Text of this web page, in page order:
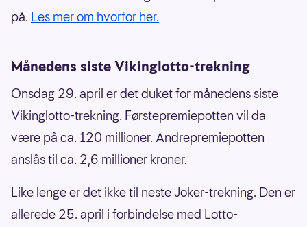
på. Les mer om hvorfor her.
Månedens siste Vikinglotto-trekning
Onsdag 29. april er det duket for månedens siste
Vikinglotto-trekning. Førstepremiepotten vil da
være på ca. 120 millioner. Andrepremiepotten
anslås til ca. 2,6 millioner kroner.
Like lenge er det ikke til neste Joker-trekning. Den er
allerede 25. april i forbindelse med Lotto-